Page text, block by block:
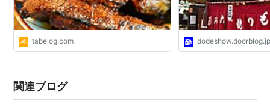
tabelog.com
関連ブログ